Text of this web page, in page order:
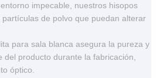
impecable, nuestros hisopos
de polvo que puedan alterar
para sala blanca asegura la pureza y
del producto durante la fabricación,
óptico.